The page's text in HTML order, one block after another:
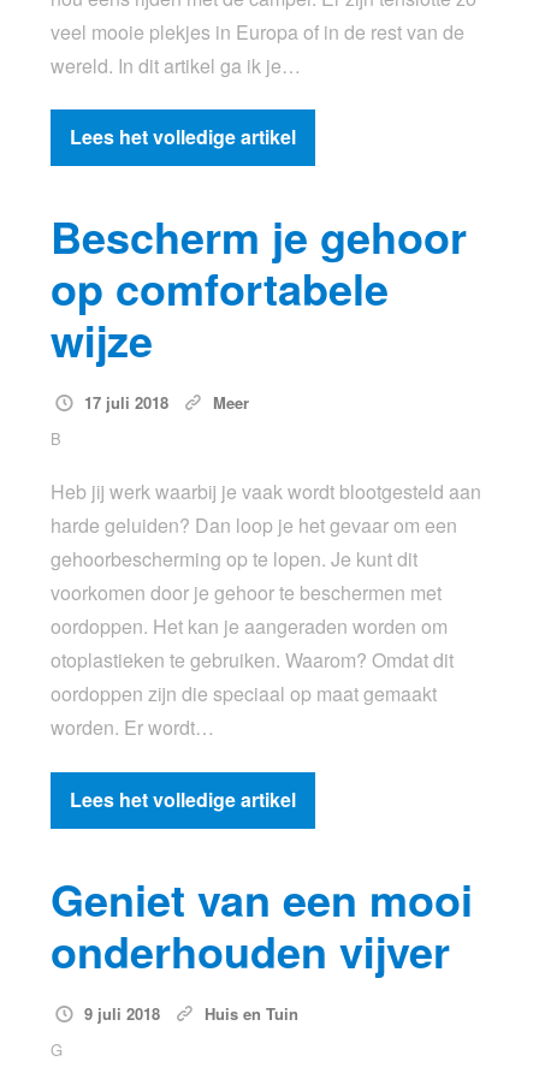
veel mooie plekjes in Europa of in de rest van de
wereld. In dit artikel ga ik je…
Lees het volledige artikel
Bescherm je gehoor
op comfortabele
wijze
17 juli 2018
Meer
B
Heb jij werk waarbij je vaak wordt blootgesteld aan
harde geluiden? Dan loop je het gevaar om een
gehoorbescherming op te lopen. Je kunt dit
voorkomen door je gehoor te beschermen met
oordoppen. Het kan je aangeraden worden om
otoplastieken te gebruiken. Waarom? Omdat dit
oordoppen zijn die speciaal op maat gemaakt
worden. Er wordt…
Lees het volledige artikel
Geniet van een mooi
onderhouden vijver
9 juli 2018
Huis en Tuin
G